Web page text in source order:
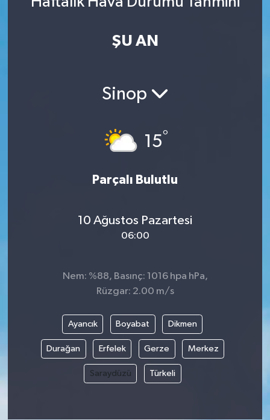
ŞU AN
Sinop
15°
Parçalı Bulutlu
10 Ağustos Pazartesi
06:00
Nem: %88, Basınç: 1016 hpa hPa,
Rüzgar: 2.00 m/s
Ayancık Boyabat Dikmen
Durağan Erfelek Gerze Merkez
Saraydüzü Türkeli
İlçe Haberleri
Kültür & Sanat